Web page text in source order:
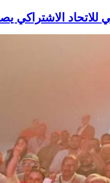
للاتحاد الاشتراكي